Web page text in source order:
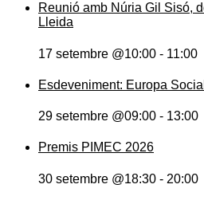
Reunió amb Núria Gil Sisó,
Lleida
17 setembre @10:00 - 11:00
Esdeveniment: Europa
29 setembre @09:00 - 13:00
Premis PIMEC 2026
30 setembre @18:30 - 20:00